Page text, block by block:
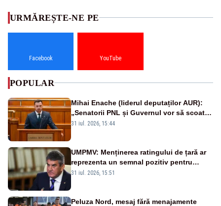
URMĂREȘTE-NE PE
Facebook YouTube
POPULAR
Mihai Enache (liderul deputaților AUR):
„Senatorii PNL și Guvernul vor să scoată
la vânzare bunuri publice pentru a stinge
31 iul. 2026, 15:44
UMPMV: Menținerea ratingului de țară ar
reprezenta un semnal pozitiv pentru
România. Autoritățile trebuie să continue
31 iul. 2026, 15:51
Peluza Nord, mesaj fără menajamente